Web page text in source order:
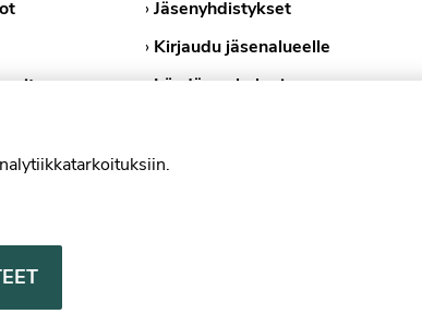
›Jäsenyhdistykset
› Kirjaudu jäsenalueelle
›Löydä psykologi
›Evästekäytännöt
Instagramissa
LinkedInissä